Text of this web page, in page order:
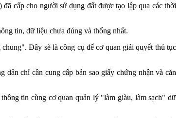
cấp cho người sử dụng đất được tạo lập qua các thời
tin, dữ liệu chưa đúng và thống nhất.
Đây sẽ là công cụ để cơ quan giải quyết thủ tục
chỉ cần cung cấp bản sao giấy chứng nhận và căn
tin cùng cơ quan quản lý "làm giàu, làm sạch" dữ